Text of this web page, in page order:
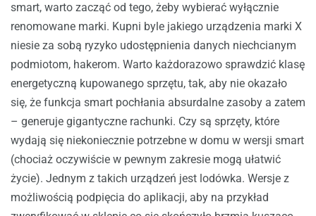
smart, warto zacząć od tego, żeby wybierać wyłącznie
renomowane marki. Kupni byle jakiego urządzenia marki X
niesie za sobą ryzyko udostępnienia danych niechcianym
podmiotom, hakerom. Warto każdorazowo sprawdzić klasę
energetyczną kupowanego sprzętu, tak, aby nie okazało
się, że funkcja smart pochłania absurdalne zasoby a zatem
– generuje gigantyczne rachunki. Czy są sprzęty, które
wydają się niekoniecznie potrzebne w domu w wersji smart
(chociaż oczywiście w pewnym zakresie mogą ułatwić
życie). Jednym z takich urządzeń jest lodówka. Wersje z
możliwością podpięcia do aplikacji, aby na przykład